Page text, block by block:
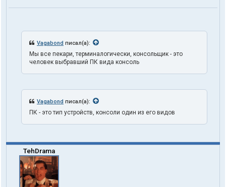
з
т
л
я
t
u
t
1
o
Vagabond писал(а):
Мы все пекари, терминалогически, консольщик - это
человек выбравший ПК вида консоль
Vagabond писал(а):
ПК - это тип устройств, консоли один из его видов
TehDrama